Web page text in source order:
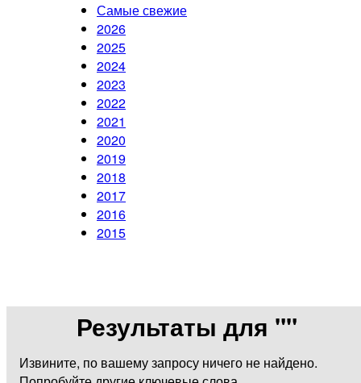
Самые свежие
2026
2025
2024
2023
2022
2021
2020
2019
2018
2017
2016
2015
Результаты для ""
Извините, по вашему запросу ничего не найдено.